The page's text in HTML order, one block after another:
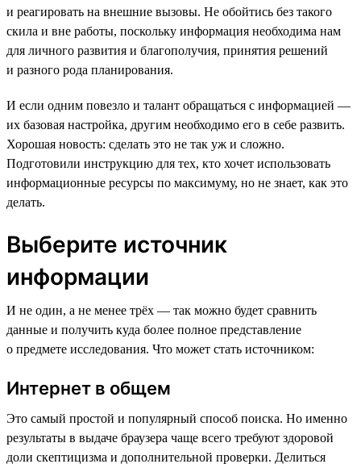
и реагировать на внешние вызовы. Не обойтись без такого
скила и вне работы, поскольку информация необходима нам
для личного развития и благополучия, принятия решений
и разного рода планирования.
И если одним повезло и талант обращаться с информацией —
их базовая настройка, другим необходимо его в себе развить.
Хорошая новость: сделать это не так уж и сложно.
Подготовили инструкцию для тех, кто хочет использовать
информационные ресурсы по максимуму, но не знает, как это
делать.
Выберите источник
информации
И не один, а не менее трёх — так можно будет сравнить
данные и получить куда более полное представление
о предмете исследования. Что может стать источником:
Интернет в общем
Это самый простой и популярный способ поиска. Но именно
результаты в выдаче браузера чаще всего требуют здоровой
доли скептицизма и дополнительной проверки. Делиться